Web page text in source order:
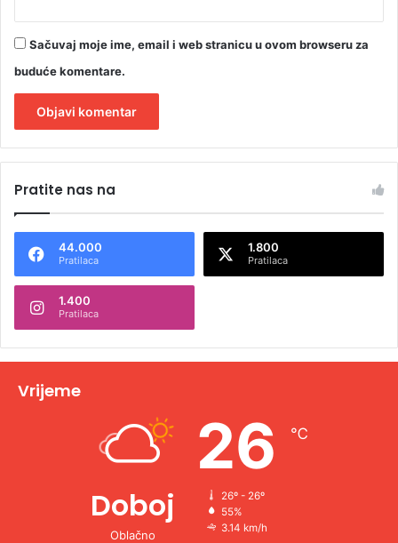
Sačuvaj moje ime, email i web stranicu u ovom browseru za
buduće komentare.
t
n
t
v
Pratite nas na
44.000
Pratilaca
1.800
Pratilaca
1.400
Pratilaca
Vrijeme
Doboj
Oblačno
26 ℃
26º - 26º
55%
3.14 km/h